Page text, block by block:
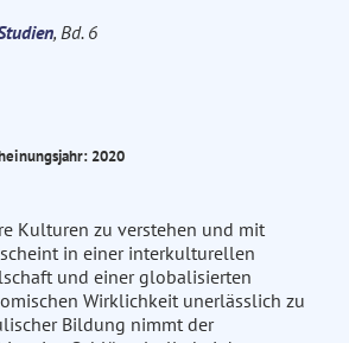
, Bd. 6
2020
Kulturen zu verstehen und mit
in einer interkulturellen
und einer globalisierten
Wirklichkeit unerlässlich zu
Bildung nimmt der